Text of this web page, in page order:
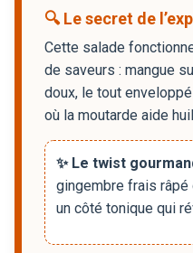
🔍 Le secret de
Cette salade
de saveurs : mangue
doux, le tout
où la moutarde aide
✨ Le twist
gingembre frais râpé
un côté tonique qui